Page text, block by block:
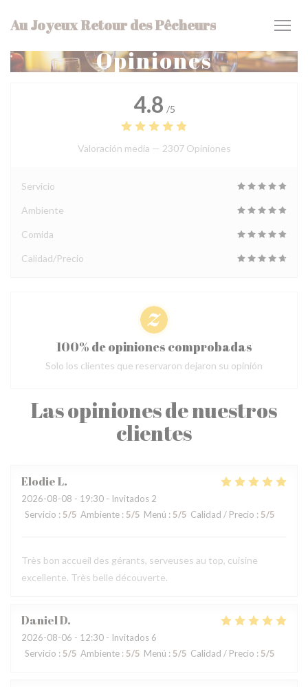
Au Joyeux Retour des Pêcheurs
Opiniones
Las opiniones de nuestros
clientes
ElodieL
2026-08-08 - 19:30 - Invitados 2
Servicio : 5/5 Ambiente : 5/5 Menú : 5/5 Calidad / Precio : 5/5
Très bon accueil des gérants, serveuses au top, cuisine
excellente. Très belle découverte.
DanielD
2026-08-06 - 12:30 - Invitados 6
Servicio : 5/5 Ambiente : 5/5 Menú : 5/5 Calidad / Precio : 5/5
4.8 /5
Valoración media — 2307 Opiniones
Servicio
Ambiente
Comida
Calidad/Precio
100% de opiniones comprobadas
Solo los clientes que reservaron dejaron su opinión